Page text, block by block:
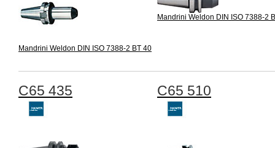
Mandrini Weldon DIN ISO 7388-2 BT 40
Mandrini Weldon DIN ISO 7388-2
C65 435 C65 510